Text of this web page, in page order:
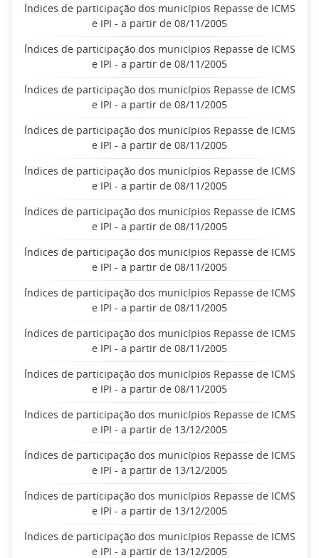
Índices de participação dos municípios Repasse de ICMS
e IPI - a partir de 08/11/2005
Índices de participação dos municípios Repasse de ICMS
e IPI - a partir de 08/11/2005
Índices de participação dos municípios Repasse de ICMS
e IPI - a partir de 08/11/2005
Índices de participação dos municípios Repasse de ICMS
e IPI - a partir de 08/11/2005
Índices de participação dos municípios Repasse de ICMS
e IPI - a partir de 08/11/2005
Índices de participação dos municípios Repasse de ICMS
e IPI - a partir de 08/11/2005
Índices de participação dos municípios Repasse de ICMS
e IPI - a partir de 08/11/2005
Índices de participação dos municípios Repasse de ICMS
e IPI - a partir de 08/11/2005
Índices de participação dos municípios Repasse de ICMS
e IPI - a partir de 08/11/2005
Índices de participação dos municípios Repasse de ICMS
e IPI - a partir de 08/11/2005
Índices de participação dos municípios Repasse de ICMS
e IPI - a partir de 13/12/2005
Índices de participação dos municípios Repasse de ICMS
e IPI - a partir de 13/12/2005
Índices de participação dos municípios Repasse de ICMS
e IPI - a partir de 13/12/2005
Índices de participação dos municípios Repasse de ICMS
e IPI - a partir de 13/12/2005